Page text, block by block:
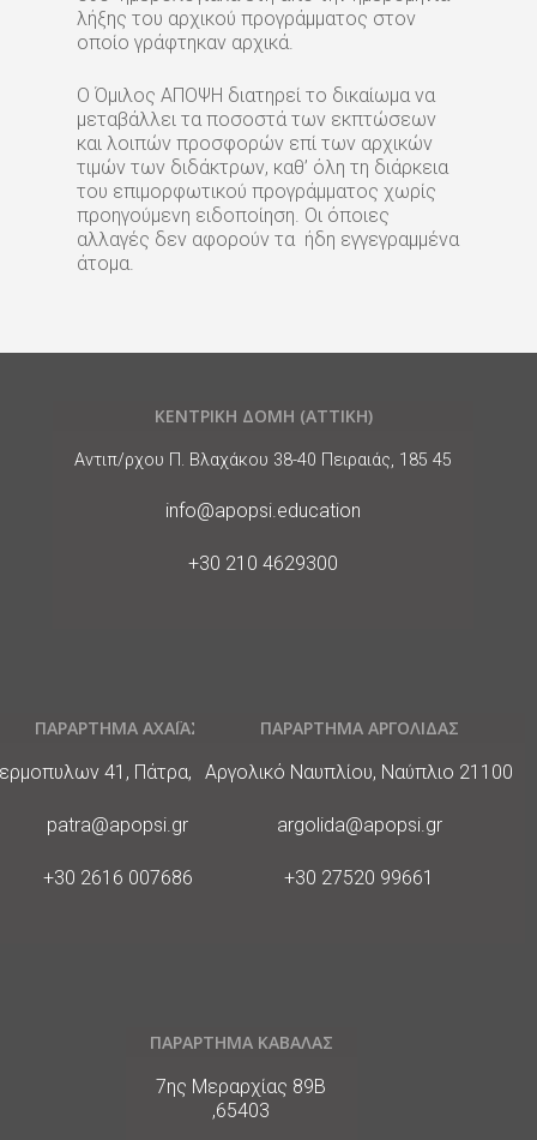
λήξης του αρχικού προγράμματος στον
οποίο γράφτηκαν αρχικά.
Ο Όμιλος ΑΠΟΨΗ διατηρεί το δικαίωμα να
μεταβάλλει τα ποσοστά των εκπτώσεων
και λοιπών προσφορών επί των αρχικών
τιμών των διδάκτρων, καθ’ όλη τη διάρκεια
του επιμορφωτικού προγράμματος χωρίς
προηγούμενη ειδοποίηση. Οι όποιες
αλλαγές δεν αφορούν τα ήδη εγγεγραμμένα
άτομα.
ΚΕΝΤΡΙΚΗ ΔΟΜΗ (ΑΤΤΙΚΗ)
Διεύθυνση
Αντιπ/ρχου Π. Βλαχάκου 38-40 Πειραιάς, 185 45
E-
info@apopsi.education
Phone
+30 210 4629300
ΠΑΡΑΡΤΗΜΑ ΑΧΑΪΑΣ
41, Πάτρα, 26441
E-
patra@apopsi.gr
Phone
+30 2616 007686
ΠΑΡΑΡΤΗΜΑ ΑΡΓΟΛΙΔΑΣ
Διεύθυνση
Αργολικό Ναυπλίου, Ναύπλιο 21100
E-
argolida@apopsi.gr
Phone
+30 27520 99661
ΠΑΡΑΡΤΗΜΑ ΚΑΒΑΛΑΣ
Διεύθυνση
7ης Μεραρχίας 89Β
,65403